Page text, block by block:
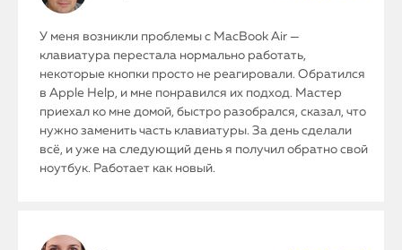
У меня возникли проблемы с MacBook Air —
клавиатура перестала нормально работать,
некоторые кнопки просто не реагировали. Обратился
в Apple Help, и мне понравился их подход. Мастер
приехал ко мне домой, быстро разобрался, сказал, что
нужно заменить часть клавиатуры. За день сделали
всё, и уже на следующий день я получил обратно свой
ноутбук. Работает как новый.